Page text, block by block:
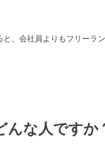
、会社員よりもフリーラ
んな人ですか